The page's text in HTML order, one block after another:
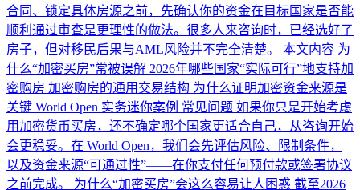
合同、锁定具体房源之前，先确认你的资金在目标国家是否能
顺利通过审查是更理性的做法。很多人来咨询时，已经选好了
房子，但对移民后果与AML风险并不完全清楚。 本文内容 为
什么“加密买房”常被误解 2026年哪些国家“实际可行”地支持加
密购房 加密购房的通用交易结构 为什么证明加密资金来源是
关键 World Open 实务迷你案例 常见问题 如果你只是开始考虑
用加密货币买房，还不确定哪个国家更适合自己，从咨询开始
会更稳妥。在 World Open，我们会先评估风险、限制条件，
以及资金来源“可通过性”——在你支付任何预付款或签署协议
之前完成。 为什么“加密买房”会这么容易让人困惑 截至2026